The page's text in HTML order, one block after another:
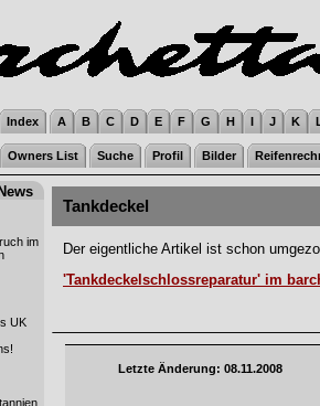
Index A B C D E F G H I J K
Owners List Suche Profil Bilder
News
im
UK
Tankdeckel
Der eigentliche Artikel ist schon
'Tankdeckelschlossreparatur' im
Letzte Änderung: 08.11.2008